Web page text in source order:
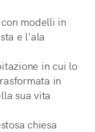
modelli in
e l'ala
in cui lo
in
sua vita
chiesa